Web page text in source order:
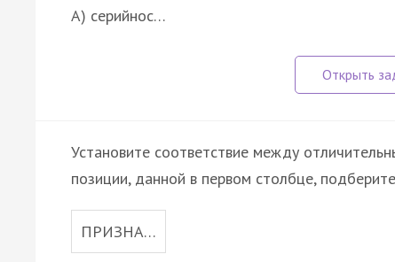
А) серийнос…
Установите соответствие между
позиции, данной в первом столбце,
ПРИЗНА…